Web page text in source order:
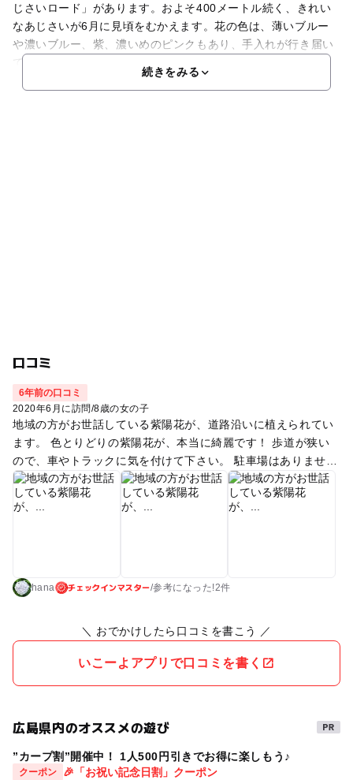
じさいロード」があります。およそ400メートル続く、きれい
なあじさいが6月に見頃をむかえます。花の色は、薄いブルー
や濃いブルー、紫、濃いめのピンクもあり、手入れが行き届い
ていることから大事に育てられていることが伺えます。地元
続きをみる
口コミ
6年前の口コミ
2020年6月に訪問/8歳の女の子
地域の方がお世話している紫陽花が、道路沿いに植えられてい
ます。 色とりどりの紫陽花が、本当に綺麗です！ 歩道が狭い
ので、車やトラックに気を付けて下さい。 駐車場はありません
が、海側から上がっていくと、あじさいロードがはじまる付近
に、路肩が広くなっているところがあるので、そこに停めて歩
いて行く人が多いです。
hana チェックインマスター/参考に なった!2件
＼ おでかけしたら口コミを書こう ／
いこーよアプリで口コミを書く
広島県内のオススメの遊び
”カープ割”開催中！ 1人500円引きでお得に楽しもう♪
クーポン
🎉「お祝い記念日割」クーポン